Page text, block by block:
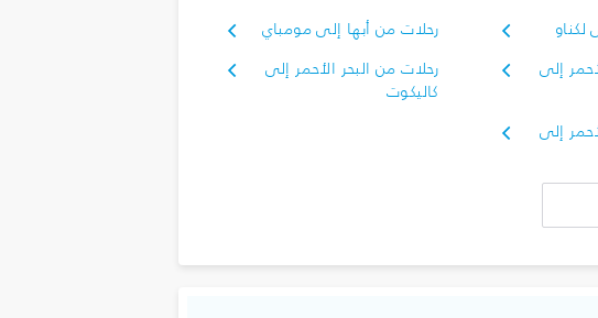
لكناو
رحلات من أبها إلى مومباي
إلى
رحلات من البحر الأحمر إلى
كاليكوت
إلى